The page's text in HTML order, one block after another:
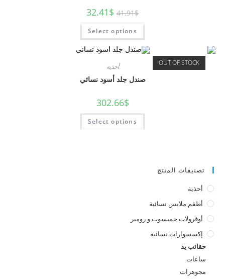
41.91$
32.41$
Select options
OUT OF STOCK أحذية
صندل جلد أسود نسائي
302.66$
Select options
تصنيفات المنتج
أحذية
أطقم ملابس نسائية
أوفرولات جمبسوت و رومبر
إكسسوارات نسائية
حقائب يد
ساعات
مجوهرات